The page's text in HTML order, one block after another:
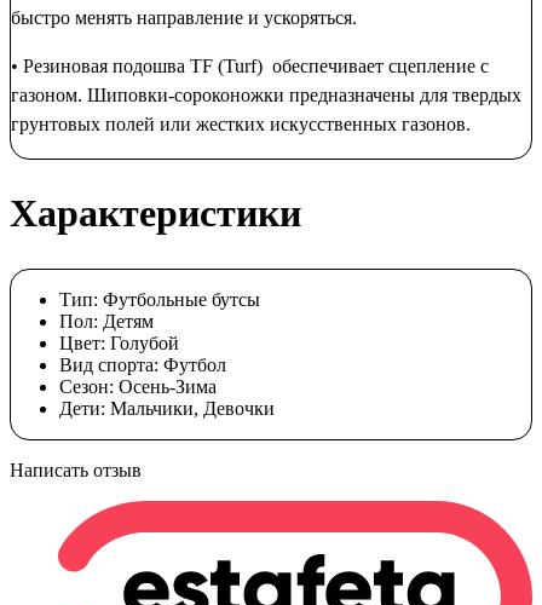
быстро менять направление и ускоряться.
• Резиновая подошва TF (Turf) обеспечивает сцепление с
газоном. Шиповки-сороконожки предназначены для твердых
грунтовых полей или жестких искусственных газонов.
Характеристики
Тип: Футбольные бутсы
Пол: Детям
Цвет: Голубой
Вид спорта: Футбол
Сезон: Осень-Зима
Дети: Мальчики, Девочки
Написать отзыв